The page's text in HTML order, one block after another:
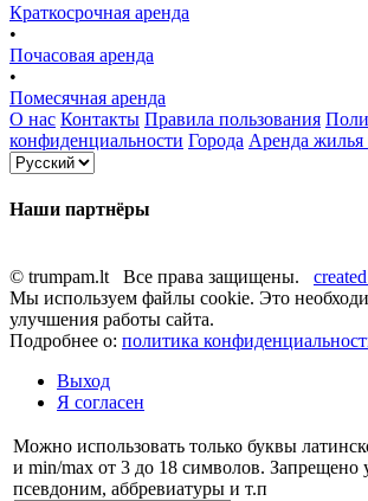
Краткосрочная аренда
•
Почасовая аренда
•
Помесячная аренда
О нас Контакты Правила пользования
конфиденциальности Города Аренда жилья
Наши партнёры
© trumpam.lt Все права защищены.
Мы используем файлы cookie. Это
улучшения работы сайта.
Подробнее о: политика
Выход
Я согласен
Можно использовать только буквы
и min/max от 3 до 18 символов. Запрещено
псевдоним, аббревиатуры и т.п